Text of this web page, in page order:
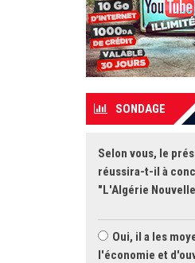
SONDAGE
Selon vous, le
réussira-t-il à
"L'Algérie
Oui, il a les
l'économie et